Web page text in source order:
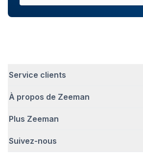
Service clients
Questions fréquentes
Livraison
Retour d'articles
À propos de Zeeman
Qui sommes-nous ?
Une entreprise responsable
Plus Zeeman
Communiqué de presse
Suivez-nous